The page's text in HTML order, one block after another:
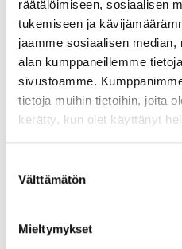
räätälöimiseen, sosiaalisen
tukemiseen ja
jaamme sosiaalisen
alan kumppaneillemme
sivustoamme.
tietoja muihin tietoihin, joita
kerätty, kun olet käyttänyt
valinta
Välttämätön
Mieltymykset